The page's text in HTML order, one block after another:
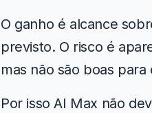
O ganho é alcance
previsto. O risco é
mas não são boas para
Por isso AI Max não